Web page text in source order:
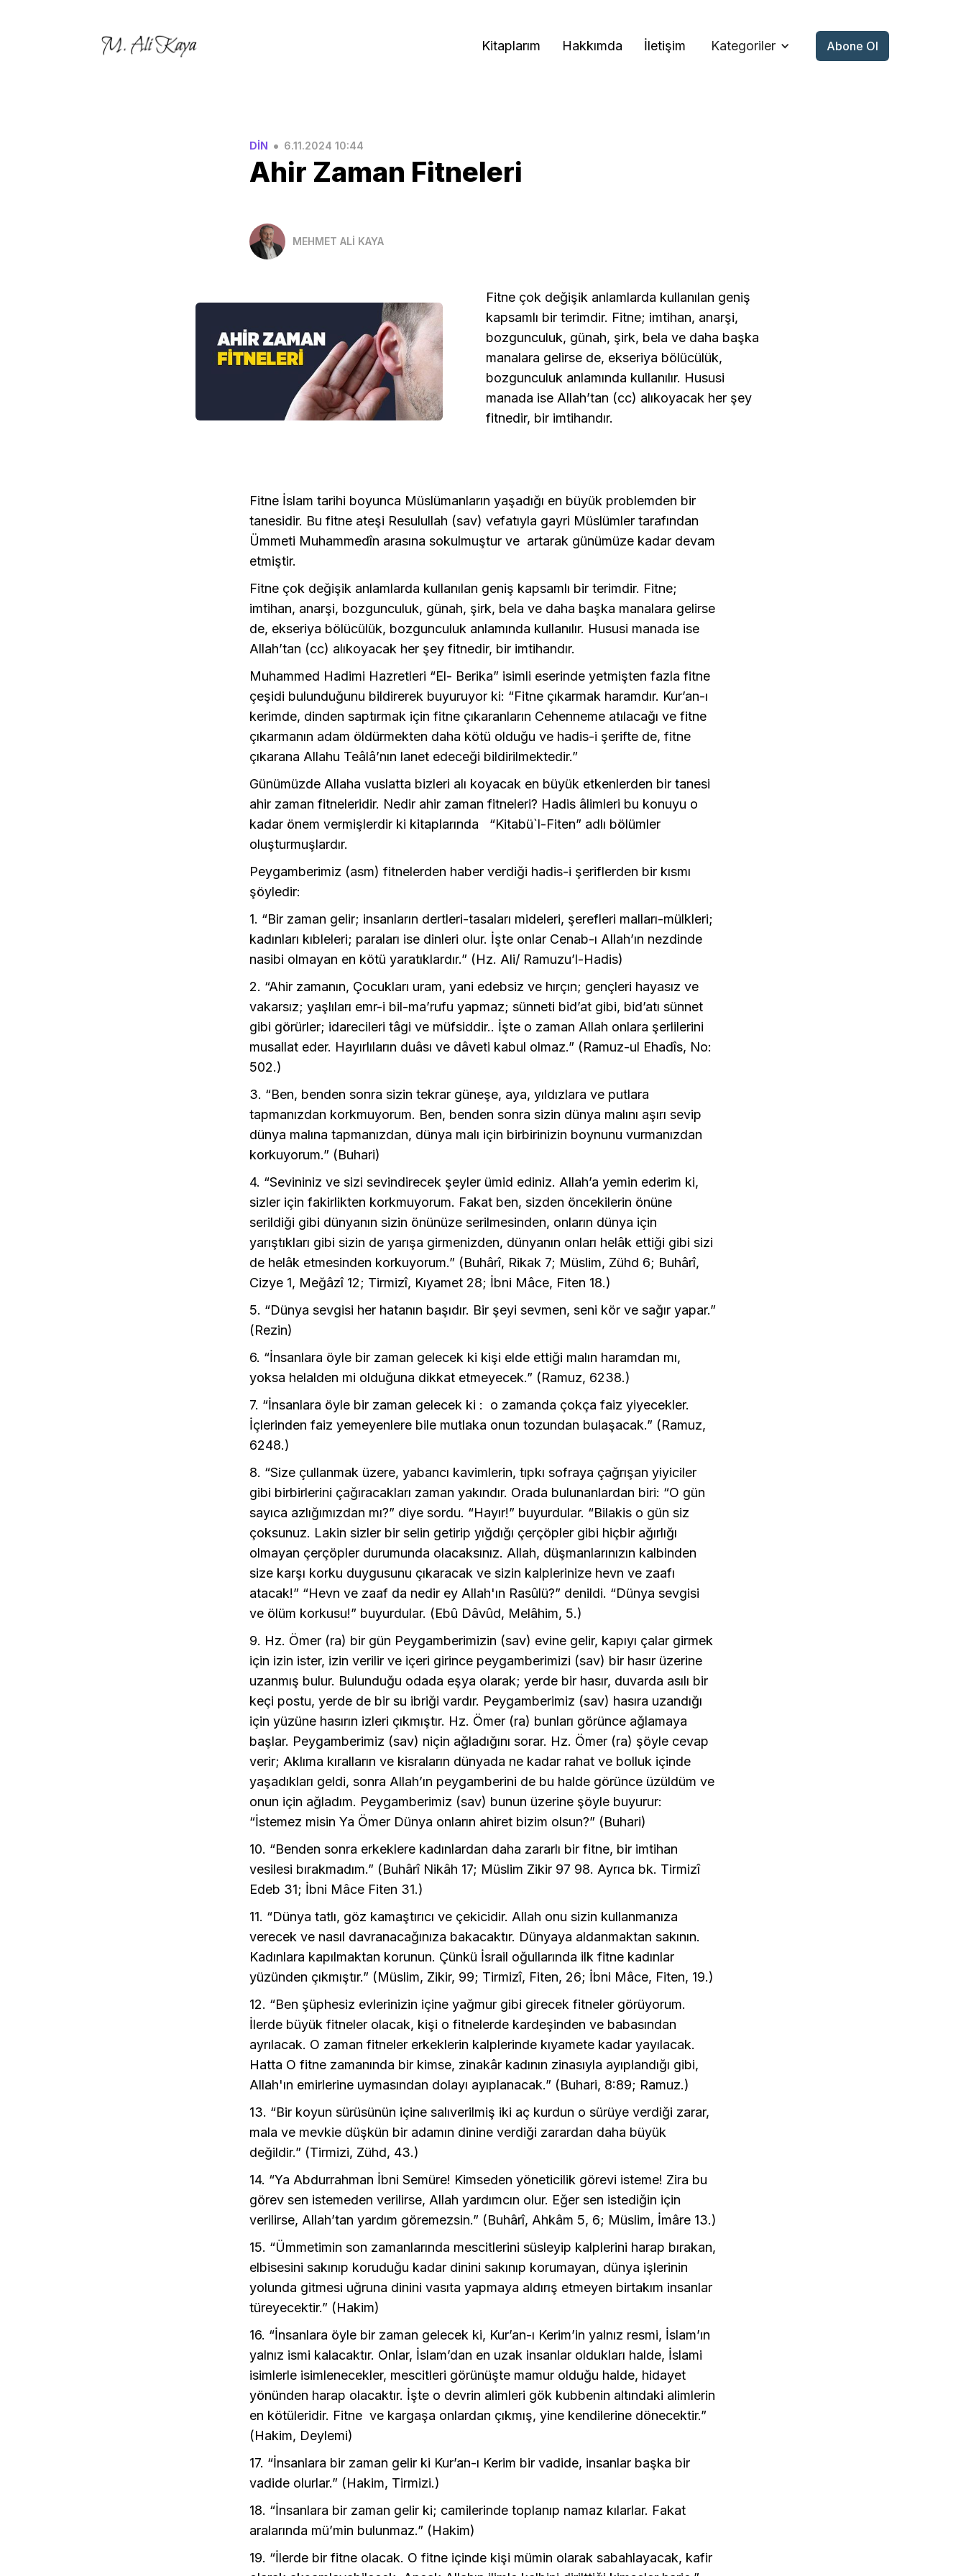
Kitaplarım Hakkımda İletişim Kategoriler Abone Ol
DİN • 6.11.2024 10:44
Ahir Zaman Fitneleri
MEHMET ALİ KAYA
Fitne çok değişik anlamlarda kullanılan geniş
kapsamlı bir terimdir. Fitne; imtihan, anarşi,
bozgunculuk, günah, şirk, bela ve daha başka
manalara gelirse de, ekseriya bölücülük,
bozgunculuk anlamında kullanılır. Hususi
manada ise Allah’tan (cc) alıkoyacak her şey
fitnedir, bir imtihandır.
Fitne İslam tarihi boyunca Müslümanların yaşadığı en büyük problemden bir
tanesidir. Bu fitne ateşi Resulullah (sav) vefatıyla gayri Müslümler tarafından
Ümmeti Muhammedîn arasına sokulmuştur ve artarak günümüze kadar devam
etmiştir.
Fitne çok değişik anlamlarda kullanılan geniş kapsamlı bir terimdir. Fitne;
imtihan, anarşi, bozgunculuk, günah, şirk, bela ve daha başka manalara gelirse
de, ekseriya bölücülük, bozgunculuk anlamında kullanılır. Hususi manada ise
Allah’tan (cc) alıkoyacak her şey fitnedir, bir imtihandır.
Muhammed Hadimi Hazretleri “El- Berika” isimli eserinde yetmişten fazla fitne
çeşidi bulunduğunu bildirerek buyuruyor ki: “Fitne çıkarmak haramdır. Kur’an-ı
kerimde, dinden saptırmak için fitne çıkaranların Cehenneme atılacağı ve fitne
çıkarmanın adam öldürmekten daha kötü olduğu ve hadis-i şerifte de, fitne
çıkarana Allahu Teâlâ’nın lanet edeceği bildirilmektedir.”
Günümüzde Allaha vuslatta bizleri alı koyacak en büyük etkenlerden bir tanesi
ahir zaman fitneleridir. Nedir ahir zaman fitneleri? Hadis âlimleri bu konuyu o
kadar önem vermişlerdir ki kitaplarında “Kitabü`l-Fiten” adlı bölümler
oluşturmuşlardır.
Peygamberimiz (asm) fitnelerden haber verdiği hadis-i şeriflerden bir kısmı
şöyledir:
1. “Bir zaman gelir; insanların dertleri-tasaları mideleri, şerefleri malları-mülkleri;
kadınları kıbleleri; paraları ise dinleri olur. İşte onlar Cenab-ı Allah’ın nezdinde
nasibi olmayan en kötü yaratıklardır.” (Hz. Ali/ Ramuzu’l-Hadis)
2. “Ahir zamanın, Çocukları uram, yani edebsiz ve hırçın; gençleri hayasız ve
vakarsız; yaşlıları emr-i bil-ma’rufu yapmaz; sünneti bid’at gibi, bid’atı sünnet
gibi görürler; idarecileri tâgi ve müfsiddir.. İşte o zaman Allah onlara şerlilerini
musallat eder. Hayırlıların duâsı ve dâveti kabul olmaz.” (Ramuz-ul Ehadîs, No:
502.)
3. “Ben, benden sonra sizin tekrar güneşe, aya, yıldızlara ve putlara
tapmanızdan korkmuyorum. Ben, benden sonra sizin dünya malını aşırı sevip
dünya malına tapmanızdan, dünya malı için birbirinizin boynunu vurmanızdan
korkuyorum.” (Buhari)
4. “Sevininiz ve sizi sevindirecek şeyler ümid ediniz. Allah’a yemin ederim ki,
sizler için fakirlikten korkmuyorum. Fakat ben, sizden öncekilerin önüne
serildiği gibi dünyanın sizin önünüze serilmesinden, onların dünya için
yarıştıkları gibi sizin de yarışa girmenizden, dünyanın onları helâk ettiği gibi sizi
de helâk etmesinden korkuyorum.” (Buhârî, Rikak 7; Müslim, Zühd 6; Buhârî,
Cizye 1, Meğâzî 12; Tirmizî, Kıyamet 28; İbni Mâce, Fiten 18.)
5. “Dünya sevgisi her hatanın başıdır. Bir şeyi sevmen, seni kör ve sağır yapar.”
(Rezin)
6. “İnsanlara öyle bir zaman gelecek ki kişi elde ettiği malın haramdan mı,
yoksa helalden mi olduğuna dikkat etmeyecek.” (Ramuz, 6238.)
7. “İnsanlara öyle bir zaman gelecek ki : o zamanda çokça faiz yiyecekler.
İçlerinden faiz yemeyenlere bile mutlaka onun tozundan bulaşacak.” (Ramuz,
6248.)
8. “Size çullanmak üzere, yabancı kavimlerin, tıpkı sofraya çağrışan yiyiciler
gibi birbirlerini çağıracakları zaman yakındır. Orada bulunanlardan biri: “O gün
sayıca azlığımızdan mı?” diye sordu. “Hayır!” buyurdular. “Bilakis o gün siz
çoksunuz. Lakin sizler bir selin getirip yığdığı çerçöpler gibi hiçbir ağırlığı
olmayan çerçöpler durumunda olacaksınız. Allah, düşmanlarınızın kalbinden
size karşı korku duygusunu çıkaracak ve sizin kalplerinize hevn ve zaafı
atacak!” “Hevn ve zaaf da nedir ey Allah'ın Rasûlü?” denildi. “Dünya sevgisi
ve ölüm korkusu!” buyurdular. (Ebû Dâvûd, Melâhim, 5.)
9. Hz. Ömer (ra) bir gün Peygamberimizin (sav) evine gelir, kapıyı çalar girmek
için izin ister, izin verilir ve içeri girince peygamberimizi (sav) bir hasır üzerine
uzanmış bulur. Bulunduğu odada eşya olarak; yerde bir hasır, duvarda asılı bir
keçi postu, yerde de bir su ibriği vardır. Peygamberimiz (sav) hasıra uzandığı
için yüzüne hasırın izleri çıkmıştır. Hz. Ömer (ra) bunları görünce ağlamaya
başlar. Peygamberimiz (sav) niçin ağladığını sorar. Hz. Ömer (ra) şöyle cevap
verir; Aklıma kıralların ve kisraların dünyada ne kadar rahat ve bolluk içinde
yaşadıkları geldi, sonra Allah’ın peygamberini de bu halde görünce üzüldüm ve
onun için ağladım. Peygamberimiz (sav) bunun üzerine şöyle buyurur:
“İstemez misin Ya Ömer Dünya onların ahiret bizim olsun?” (Buhari)
10. “Benden sonra erkeklere kadınlardan daha zararlı bir fitne, bir imtihan
vesilesi bırakmadım.” (Buhârî Nikâh 17; Müslim Zikir 97 98. Ayrıca bk. Tirmizî
Edeb 31; İbni Mâce Fiten 31.)
11. “Dünya tatlı, göz kamaştırıcı ve çekicidir. Allah onu sizin kullanmanıza
verecek ve nasıl davranacağınıza bakacaktır. Dünyaya aldanmaktan sakının.
Kadınlara kapılmaktan korunun. Çünkü İsrail oğullarında ilk fitne kadınlar
yüzünden çıkmıştır.” (Müslim, Zikir, 99; Tirmizî, Fiten, 26; İbni Mâce, Fiten, 19.)
12. “Ben şüphesiz evlerinizin içine yağmur gibi girecek fitneler görüyorum.
İlerde büyük fitneler olacak, kişi o fitnelerde kardeşinden ve babasından
ayrılacak. O zaman fitneler erkeklerin kalplerinde kıyamete kadar yayılacak.
Hatta O fitne zamanında bir kimse, zinakâr kadının zinasıyla ayıplandığı gibi,
Allah'ın emirlerine uymasından dolayı ayıplanacak.” (Buhari, 8:89; Ramuz.)
13. “Bir koyun sürüsünün içine salıverilmiş iki aç kurdun o sürüye verdiği zarar,
mala ve mevkie düşkün bir adamın dinine verdiği zarardan daha büyük
değildir.” (Tirmizi, Zühd, 43.)
14. “Ya Abdurrahman İbni Semüre! Kimseden yöneticilik görevi isteme! Zira bu
görev sen istemeden verilirse, Allah yardımcın olur. Eğer sen istediğin için
verilirse, Allah’tan yardım göremezsin.” (Buhârî, Ahkâm 5, 6; Müslim, İmâre 13.)
15. “Ümmetimin son zamanlarında mescitlerini süsleyip kalplerini harap bırakan,
elbisesini sakınıp koruduğu kadar dinini sakınıp korumayan, dünya işlerinin
yolunda gitmesi uğruna dinini vasıta yapmaya aldırış etmeyen birtakım insanlar
türeyecektir.” (Hakim)
16. “İnsanlara öyle bir zaman gelecek ki, Kur’an-ı Kerim’in yalnız resmi, İslam’ın
yalnız ismi kalacaktır. Onlar, İslam’dan en uzak insanlar oldukları halde, İslami
isimlerle isimlenecekler, mescitleri görünüşte mamur olduğu halde, hidayet
yönünden harap olacaktır. İşte o devrin alimleri gök kubbenin altındaki alimlerin
en kötüleridir. Fitne ve kargaşa onlardan çıkmış, yine kendilerine dönecektir.”
(Hakim, Deylemi)
17. “İnsanlara bir zaman gelir ki Kur’an-ı Kerim bir vadide, insanlar başka bir
vadide olurlar.” (Hakim, Tirmizi.)
18. “İnsanlara bir zaman gelir ki; camilerinde toplanıp namaz kılarlar. Fakat
aralarında mü’min bulunmaz.” (Hakim)
19. “İlerde bir fitne olacak. O fitne içinde kişi mümin olarak sabahlayacak, kafir